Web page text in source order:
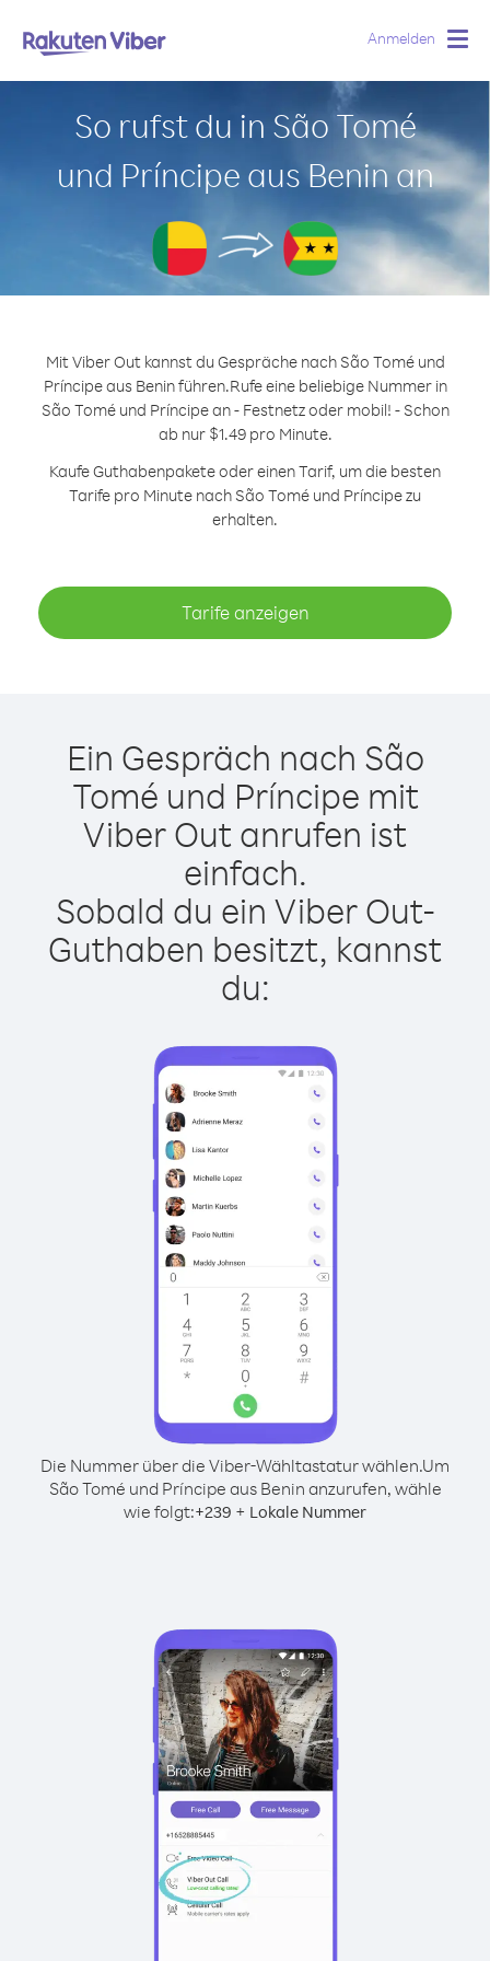
Anmelden
So rufst du in São Tomé
und Príncipe aus Benin an
Mit Viber Out kannst du Gespräche nach São Tomé und
Príncipe aus Benin führen.Rufe eine beliebige Nummer in
São Tomé und Príncipe an - Festnetz oder mobil! - Schon
ab nur $1.49 pro Minute.
Kaufe Guthabenpakete oder einen Tarif, um die besten
Tarife pro Minute nach São Tomé und Príncipe zu
erhalten.
Tarife anzeigen
Ein Gespräch nach São
Tomé und Príncipe mit
Viber Out anrufen ist
einfach.
Sobald du ein Viber Out-
Guthaben besitzt, kannst
du:
Die Nummer über die Viber-Wähltastatur wählen.Um
São Tomé und Príncipe aus Benin anzurufen, wähle
wie folgt:+239 + Lokale Nummer